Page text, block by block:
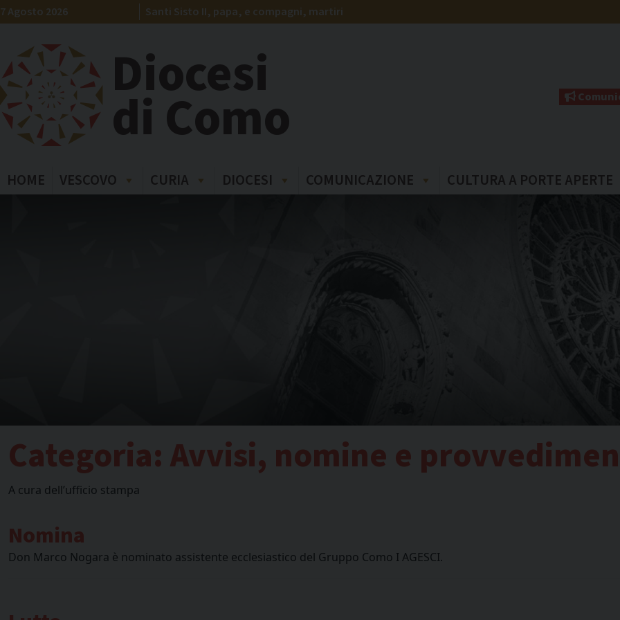
Skip
to
7 Agosto 2026 Santi Sisto II, papa, e compagni, martiri
Diocesi
di Como
HOME VESCOVO CURIA DIOCESI COMUNICAZIONE CULTURA A PORTE APERTE
Categoria:Avvisi, nomine e
A cura dell’ufficio stampa
Nomina
Don Marco Nogara è nominato assistente ecclesiastico del Gruppo Como I AGESCI.